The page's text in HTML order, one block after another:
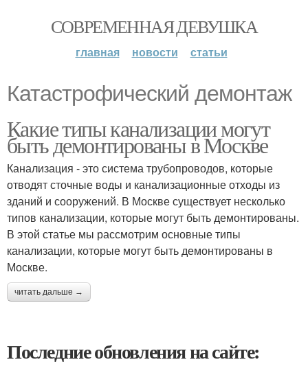
СОВРЕМЕННАЯ ДЕВУШКА
главная новости статьи
Катастрофический демонтаж
Какие типы канализации могут
быть демонтированы в Москве
Канализация - это система трубопроводов, которые
отводят сточные воды и канализационные отходы из
зданий и сооружений. В Москве существует несколько
типов канализации, которые могут быть демонтированы.
В этой статье мы рассмотрим основные типы
канализации, которые могут быть демонтированы в
Москве.
читать дальше →
Последние обновления на сайте: